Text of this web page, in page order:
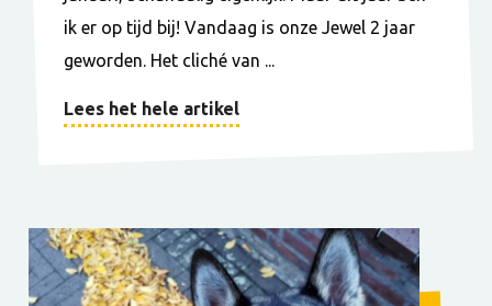
ik er op tijd bij! Vandaag is onze Jewel 2 jaar
geworden. Het cliché van ...
Lees het hele artikel